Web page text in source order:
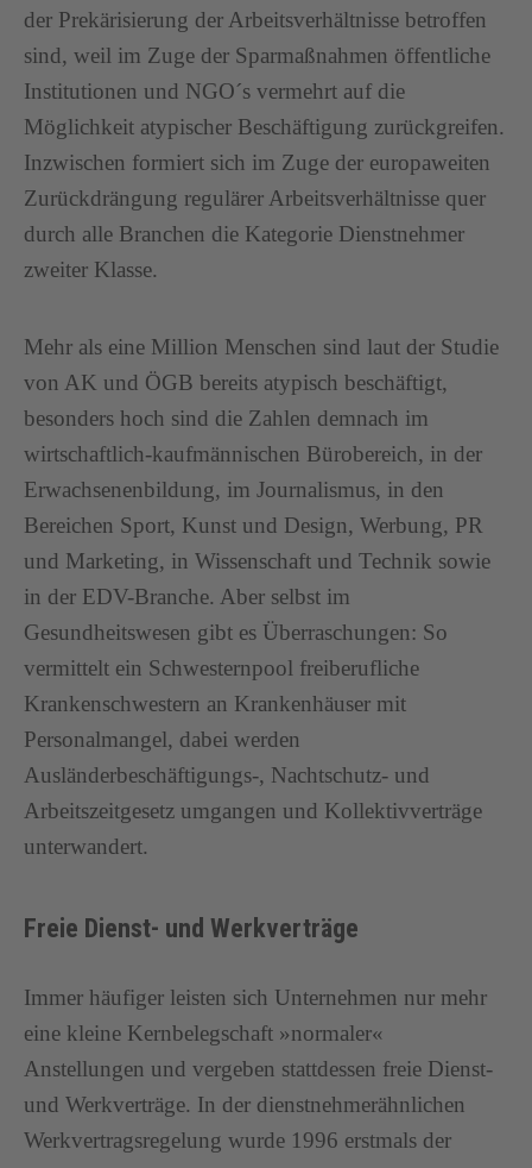
der Prekärisierung der Arbeitsverhältnisse betroffen
sind, weil im Zuge der Sparmaßnahmen öffentliche
Institutionen und NGO´s vermehrt auf die
Möglichkeit atypischer Beschäftigung zurückgreifen.
Inzwischen formiert sich im Zuge der europaweiten
Zurückdrängung regulärer Arbeitsverhältnisse quer
durch alle Branchen die Kategorie Dienstnehmer
zweiter Klasse.
Mehr als eine Million Menschen sind laut der Studie
von AK und ÖGB bereits atypisch beschäftigt,
besonders hoch sind die Zahlen demnach im
wirtschaftlich-kaufmännischen Bürobereich, in der
Erwachsenenbildung, im Journalismus, in den
Bereichen Sport, Kunst und Design, Werbung, PR
und Marketing, in Wissenschaft und Technik sowie
in der EDV-Branche. Aber selbst im
Gesundheitswesen gibt es Überraschungen: So
vermittelt ein Schwesternpool freiberufliche
Krankenschwestern an Krankenhäuser mit
Personalmangel, dabei werden
Ausländerbeschäftigungs-, Nachtschutz- und
Arbeitszeitgesetz umgangen und Kollektivverträge
unterwandert.
Freie Dienst- und Werkverträge
Immer häufiger leisten sich Unternehmen nur mehr
eine kleine Kernbelegschaft »normaler«
Anstellungen und vergeben stattdessen freie Dienst-
und Werkverträge. In der dienstnehmerähnlichen
Werkvertragsregelung wurde 1996 erstmals der